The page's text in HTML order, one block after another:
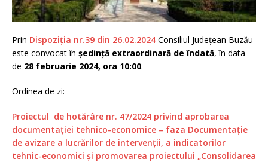
Prin Dispoziția nr.39 din 26.02.2024 Consiliul Județean Buzău
este convocat în ședință extraordinară de îndată, în data
de 28 februarie 2024, ora 10:00.
Ordinea de zi:
Proiectul de hotărâre nr. 47/2024 privind aprobarea
documentației tehnico-economice – faza Documentație
de avizare a lucrărilor de intervenții, a indicatorilor
tehnic-economici și promovarea proiectului „Consolidarea